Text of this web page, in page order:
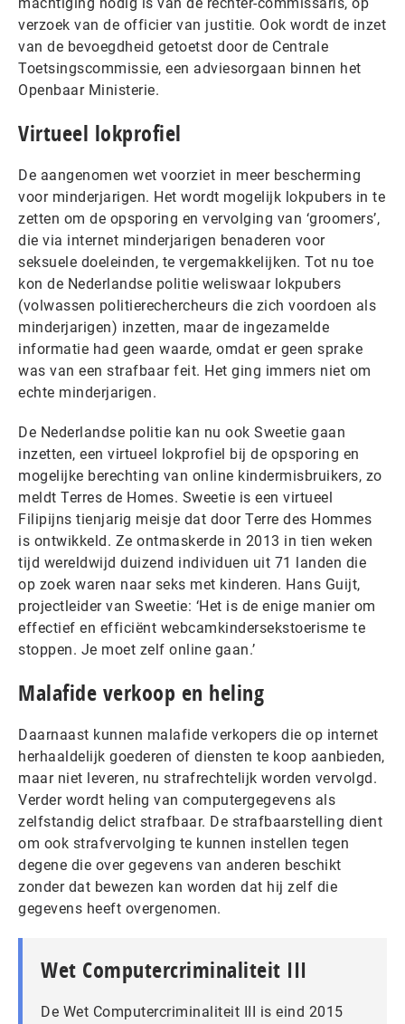
verzoek van de officier van justitie. Ook wordt de inzet
van de bevoegdheid getoetst door de Centrale
Toetsingscommissie, een adviesorgaan binnen het
Openbaar Ministerie.
Virtueel lokprofiel
De aangenomen wet voorziet in meer bescherming
voor minderjarigen. Het wordt mogelijk lokpubers in te
zetten om de opsporing en vervolging van ‘groomers’,
die via internet minderjarigen benaderen voor
seksuele doeleinden, te vergemakkelijken. Tot nu toe
kon de Nederlandse politie weliswaar lokpubers
(volwassen politierechercheurs die zich voordoen als
minderjarigen) inzetten, maar de ingezamelde
informatie had geen waarde, omdat er geen sprake
was van een strafbaar feit. Het ging immers niet om
echte minderjarigen.
De Nederlandse politie kan nu ook Sweetie gaan
inzetten, een virtueel lokprofiel bij de opsporing en
mogelijke berechting van online kindermisbruikers, zo
meldt Terres de Homes. Sweetie is een virtueel
Filipijns tienjarig meisje dat door Terre des Hommes
is ontwikkeld. Ze ontmaskerde in 2013 in tien weken
tijd wereldwijd duizend individuen uit 71 landen die
op zoek waren naar seks met kinderen. Hans Guijt,
projectleider van Sweetie: ‘Het is de enige manier om
effectief en efficiënt webcamkindersekstoerisme te
stoppen. Je moet zelf online gaan.’
Malafide verkoop en heling
Daarnaast kunnen malafide verkopers die op internet
herhaaldelijk goederen of diensten te koop aanbieden,
maar niet leveren, nu strafrechtelijk worden vervolgd.
Verder wordt heling van computergegevens als
zelfstandig delict strafbaar. De strafbaarstelling dient
om ook strafvervolging te kunnen instellen tegen
degene die over gegevens van anderen beschikt
zonder dat bewezen kan worden dat hij zelf die
gegevens heeft overgenomen.
Wet Computercriminaliteit III
De Wet Computercriminaliteit III is eind 2015